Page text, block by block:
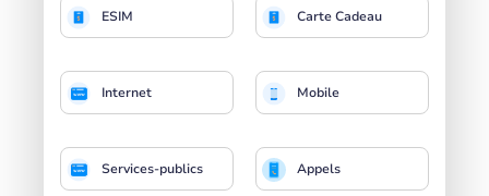
ESIM Carte Cadeau
Internet Mobile
Services-publics Appels